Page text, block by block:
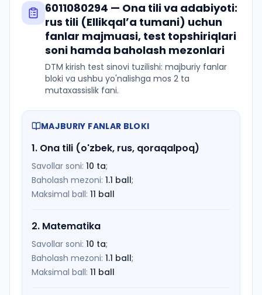
6011080294 — Ona tili va adabiyoti:
rus tili (Ellikqalʼa tumani) uchun
fanlar majmuasi, test topshiriqlari
soni hamda baholash mezonlari
DTM kirish test sinovi tuzilishi: majburiy fanlar
bloki va ushbu yo'nalishga mos 2 ta
mutaxassislik fani.
MAJBURIY FANLAR BLOKI
1. Ona tili (o'zbek, rus, qoraqalpoq)
Savollar soni: 10 ta;
Baholash mezoni: 1.1 ball;
Maksimal ball: 11 ball
2. Matematika
Savollar soni: 10 ta;
Baholash mezoni: 1.1 ball;
Maksimal ball: 11 ball